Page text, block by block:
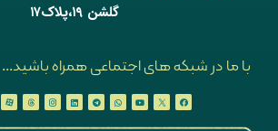
گلشن ۱۹،پلاک۱۷
با ما در شبکه های اجتماعی همراه باشید...